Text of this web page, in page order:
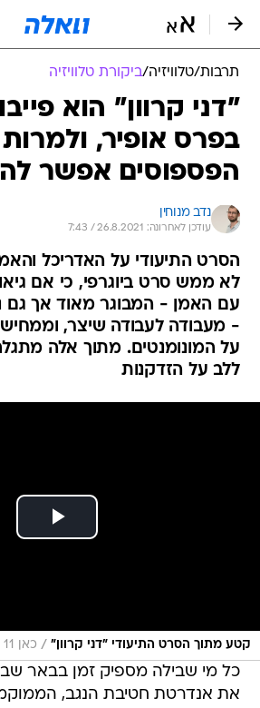
תרבות/טלוויזיה/ביקורת טלוויזיה
"דני קרוון" הוא
בפרס אופיר, ולמרות
הפספוסים אפשר
נדב מנוחין
עודכן לאחרונה: 26.8.2021 / 7:43
הסרט התיעודי על האדריכל
לא ממש סרט ביוגרפי, כי אם
עם האמן - המבוגר מאוד אך גם
- מעבודה לעבודה שיצר,
על המונומנטים. מתוך אלה
ללב על הזדקנות
קטע מתוך הסרט התיעודי "דני קרוון" / כאן 11
כל מי שבילה מספיק זמן בבאר
את אנדרטת חטיבת הנגב,